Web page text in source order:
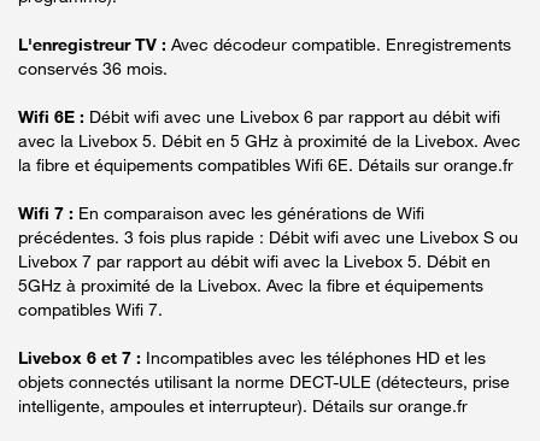
L'enregistreur TV : Avec décodeur compatible. Enregistrements
conservés 36 mois.
Wifi 6E : Débit wifi avec une Livebox 6 par rapport au débit wifi
avec la Livebox 5. Débit en 5 GHz à proximité de la Livebox. Avec
la fibre et équipements compatibles Wifi 6E. Détails sur orange.fr
Wifi 7 : En comparaison avec les générations de Wifi
précédentes. 3 fois plus rapide : Débit wifi avec une Livebox S ou
Livebox 7 par rapport au débit wifi avec la Livebox 5. Débit en
5GHz à proximité de la Livebox. Avec la fibre et équipements
compatibles Wifi 7.
Livebox 6 et 7 : Incompatibles avec les téléphones HD et les
objets connectés utilisant la norme DECT-ULE (détecteurs, prise
intelligente, ampoules et interrupteur). Détails sur orange.fr